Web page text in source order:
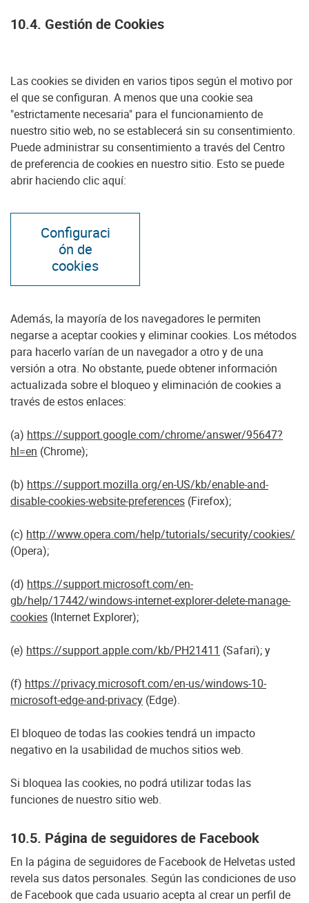
10.4. Gestión de Cookies
Las cookies se dividen en varios tipos según el motivo por
el que se configuran. A menos que una cookie sea
"estrictamente necesaria" para el funcionamiento de
nuestro sitio web, no se establecerá sin su consentimiento.
Puede administrar su consentimiento a través del Centro
de preferencia de cookies en nuestro sitio. Esto se puede
abrir haciendo clic aquí:
Configuraci
ón de
cookies
Además, la mayoría de los navegadores le permiten
negarse a aceptar cookies y eliminar cookies. Los métodos
para hacerlo varían de un navegador a otro y de una
versión a otra. No obstante, puede obtener información
actualizada sobre el bloqueo y eliminación de cookies a
través de estos enlaces:
(a) https://support.google.com/chrome/answer/95647?
hl=en (Chrome);
(b) https://support.mozilla.org/en-US/kb/enable-and-
disable-cookies-website-preferences (Firefox);
(c) http://www.opera.com/help/tutorials/security/cookies/
(Opera);
(d) https://support.microsoft.com/en-
gb/help/17442/windows-internet-explorer-delete-manage-
cookies (Internet Explorer);
(e) https://support.apple.com/kb/PH21411 (Safari); y
(f) https://privacy.microsoft.com/en-us/windows-10-
microsoft-edge-and-privacy (Edge).
El bloqueo de todas las cookies tendrá un impacto
negativo en la usabilidad de muchos sitios web.
Si bloquea las cookies, no podrá utilizar todas las
funciones de nuestro sitio web.
10.5. Página de seguidores de Facebook
En la página de seguidores de Facebook de Helvetas usted
revela sus datos personales. Según las condiciones de uso
de Facebook que cada usuario acepta al crear un perfil de